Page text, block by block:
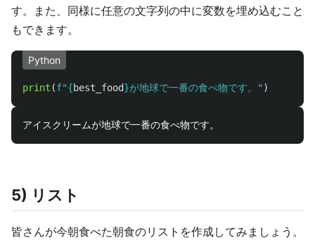
す。また、同様に任意の文字列の中に変数を埋め込むこと
もできます。
Python
print (f"{best_food}が地球で一番の食べ物です。 " )
5) リスト
皆さんが今朝食べた朝食のリストを作成してみましょう。